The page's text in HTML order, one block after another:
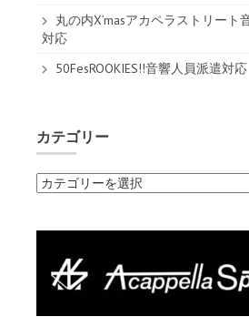
丸の内X’masアカペラストリート
対応
50FesROOKIES!!音響人員派遣対応
カテゴリー
カ